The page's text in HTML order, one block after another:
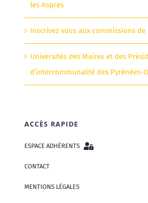
les Aspres
Inscrivez vous aux commissions de
Universités des Maires et des
d’intercommunalité des Pyrénées-
ACCÈS RAPIDE
ESPACE ADHÉRENTS
CONTACT
MENTIONS LÉGALES